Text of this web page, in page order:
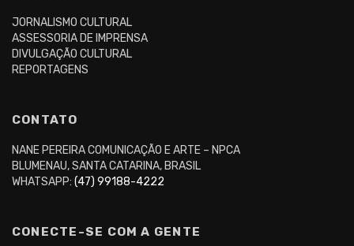
JORNALISMO CULTURAL
ASSESSORIA DE IMPRENSA
DIVULGAÇÃO CULTURAL
REPORTAGENS
CONTATO
NANE PEREIRA COMUNICAÇÃO E ARTE – NPCA
BLUMENAU, SANTA CATARINA, BRASIL
WHATSAPP: (47) 99188-4222
CONECTE-SE COM A GENTE